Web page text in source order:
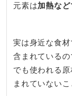
元素は加熱など
実は身近な食
含まれているの
でも使われる
まれていないこ